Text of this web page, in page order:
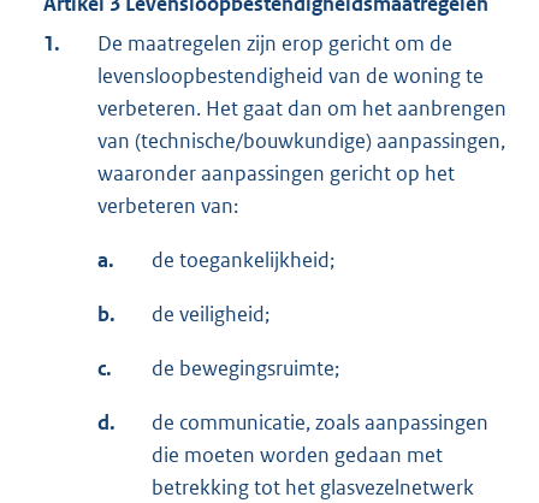
1.
De maatregelen zijn erop gericht om de
levensloopbestendigheid van de woning te
verbeteren. Het gaat dan om het aanbrengen
van (technische/bouwkundige) aanpassingen,
waaronder aanpassingen gericht op het
verbeteren van:
a. de toegankelijkheid;
b. de veiligheid;
c. de bewegingsruimte;
d.
de communicatie, zoals aanpassingen
die moeten worden gedaan met
betrekking tot het glasvezelnetwerk